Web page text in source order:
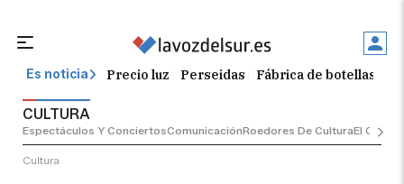
Es noticia Precio luz Perseidas Fábrica de botellas
CULTURA
Espectáculos Y ConciertosComunicaciónRoedores De CulturaEl Censo
Cultura